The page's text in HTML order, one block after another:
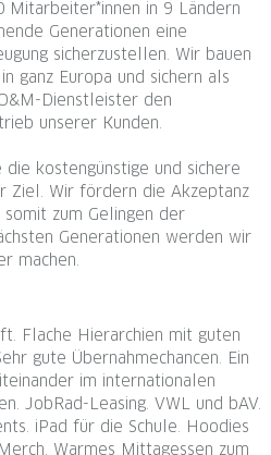
in 9 Ländern
Generationen eine
sicherzustellen. Wir bauen
ganz Europa und sichern als
Dienstleister den
unserer Kunden.
die kostengünstige und sichere
Ziel. Wir fördern die Akzeptanz
zum Gelingen der
Generationen werden wir
machen.
Flache Hierarchien mit guten
gute Übernahmechancen. Ein
im internationalen
JobRad-Leasing. VWL und bAV.
iPad für die Schule. Hoodies
Warmes Mittagessen zum